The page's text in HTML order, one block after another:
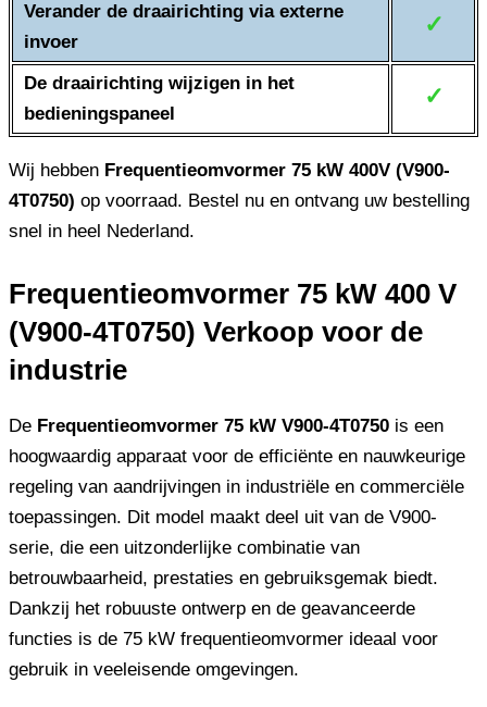
Verander de draairichting via externe
invoer
✓
De draairichting wijzigen in het
bedieningspaneel
✓
Wij hebben Frequentieomvormer 75 kW 400V (V900-
4T0750) op voorraad. Bestel nu en ontvang uw bestelling
snel in heel Nederland.
Frequentieomvormer 75 kW 400 V
(V900-4T0750) Verkoop voor de
industrie
De Frequentieomvormer 75 kW V900-4T0750 is een
hoogwaardig apparaat voor de efficiënte en nauwkeurige
regeling van aandrijvingen in industriële en commerciële
toepassingen. Dit model maakt deel uit van de V900-
serie, die een uitzonderlijke combinatie van
betrouwbaarheid, prestaties en gebruiksgemak biedt.
Dankzij het robuuste ontwerp en de geavanceerde
functies is de 75 kW frequentieomvormer ideaal voor
gebruik in veeleisende omgevingen.